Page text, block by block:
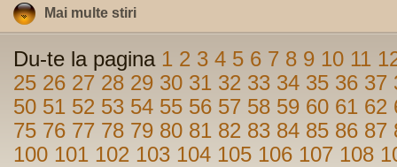
Mai multe stiri
Du-te la pagina 1 2 3 4 5 6 7 8 9 10 11
25 26 27 28 29 30 31 32 33 34 35 36 37
50 51 52 53 54 55 56 57 58 59 60 61 62
75 76 77 78 79 80 81 82 83 84 85 86 87
100 101 102 103 104 105 106 107 108